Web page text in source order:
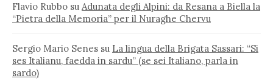
Flavio Rubbo su Adunata degli Alpini: da Resana a Biella la
“Pietra della Memoria” per il Nuraghe Chervu
Sergio Mario Senes su La lingua della Brigata Sassari: “Si
ses Italianu, faedda in sardu” (se sei Italiano, parla in
sardo)